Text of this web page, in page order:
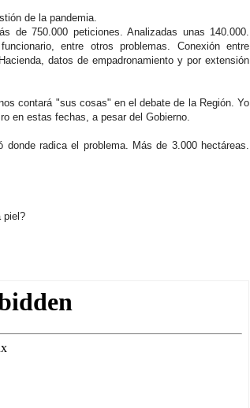
de la pandemia.
de 750.000 peticiones. Analizadas unas 140.000.
entre otros problemas. Conexión entre
datos de empadronamiento y por extensión
contará "sus cosas" en el debate de la Región. Yo
en estas fechas, a pesar del Gobierno.
radica el problema. Más de 3.000 hectáreas.
piel?